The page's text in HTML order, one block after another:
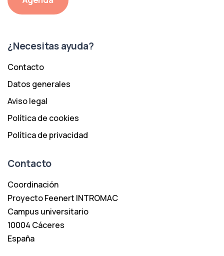
¿Necesitas ayuda?
Contacto
Datos generales
Aviso legal
Política de cookies
Política de privacidad
Contacto
Coordinación
Proyecto Feenert INTROMAC
Campus universitario
10004 Cáceres
España